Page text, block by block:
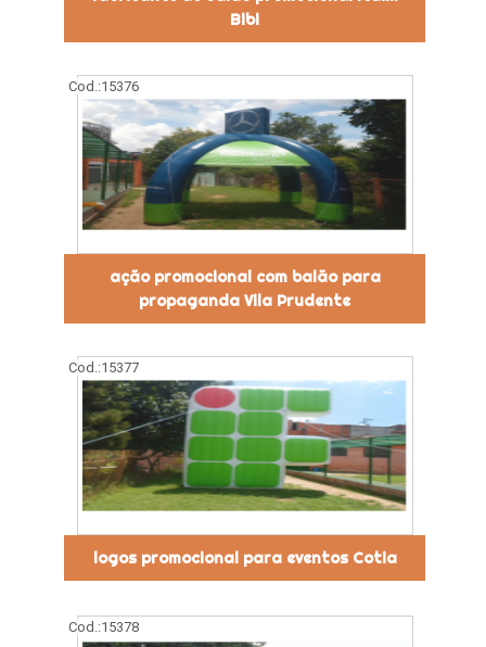
Bibi
Cod.:15376
ação promocional com balão para
propaganda Vila Prudente
Cod.:15377
logos promocional para eventos Cotia
Cod.:15378